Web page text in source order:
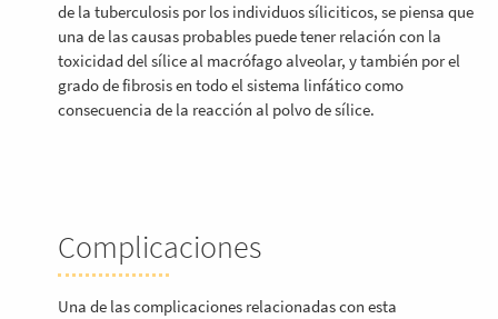
de la tuberculosis por los individuos síliciticos, se piensa que
una de las causas probables puede tener relación con la
toxicidad del sílice al macrófago alveolar, y también por el
grado de fibrosis en todo el sistema linfático como
consecuencia de la reacción al polvo de sílice.
Complicaciones
Una de las complicaciones relacionadas con esta